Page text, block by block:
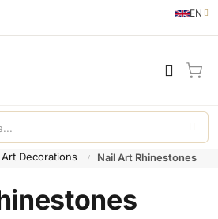
Language
EN
English
My
Art Decorations Nail Art Rhinestones